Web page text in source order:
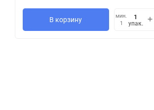
В корзину
мин.
1
упак.